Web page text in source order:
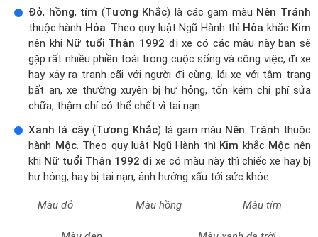
Màu trắng Màu xám Màu ghi
sinh năm1992, tuổiNhâm Thân, thuộc mệnhKimkhi mua
xe hạn chế chọn các màuđược Tương Sinhbởi hànhKimhoặc
Tương Khắc như:
Xanh da trời
được Tương Sinh
Nên Tránh
thuộc hànhThủy. Theo quy luật Ngũ Hành thì